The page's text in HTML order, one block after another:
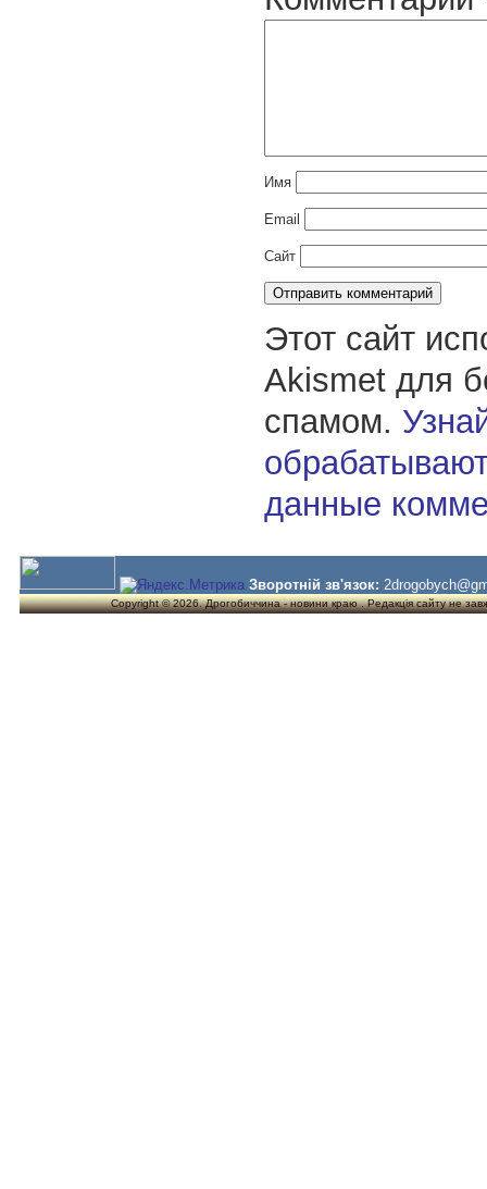
Имя
Email
Сайт
Этот сайт
Akismet для
спамом.
данные
Зворотній зв'язок:
Copyright © 2026. Дрогобиччина - новини краю . Редакція сайту не